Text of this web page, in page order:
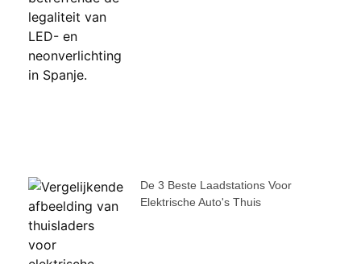
De 3 Beste Laadstations Voor
Elektrische Auto's Thuis